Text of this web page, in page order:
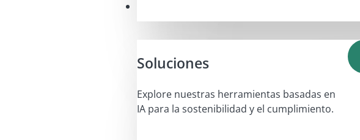
Soluciones
Explore nuestras herramientas basadas en
IA para la sostenibilidad y el cumplimiento.